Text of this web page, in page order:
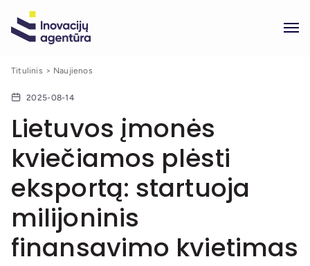
Titulinis Naujienos
2025-08-14
Lietuvos įmonės
kviečiamos plėsti
eksportą: startuoja
milijoninis
finansavimo kvietimas